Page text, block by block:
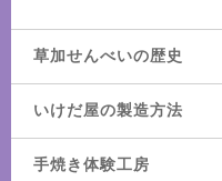
草加せんべいの歴史
いけだ屋の製造方法
手焼き体験工房